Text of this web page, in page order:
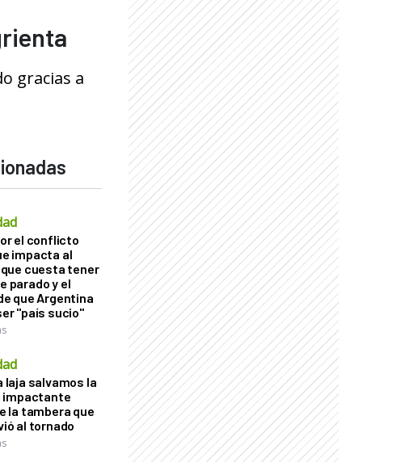
gracias a
el conflicto
impacta al
cuesta tener
parado y el
que Argentina
"país sucio"
laja salvamos la
impactante
la tambera que
al tornado